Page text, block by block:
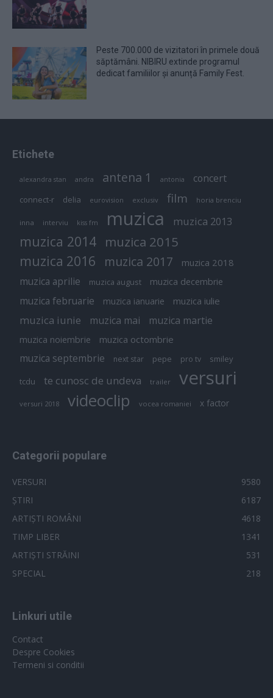
Peste 700.000 de vizitatori în primele două
săptămâni. NIBIRU extinde programul
dedicat familiilor și anunță Family Fest.
Etichete
alexandra stan andra antena 1 antonia concert
connect-r delia eurovision exclusiv film horia brenciu
inna interviu kiss fm muzica muzica 2013
muzica 2014 muzica 2015
muzica 2016 muzica 2017 muzica 2018
muzica aprilie muzica august muzica decembrie
muzica februarie muzica ianuarie muzica iulie
muzica iunie muzica mai muzica martie
muzica noiembrie muzica octombrie
muzica septembrie next star pepe pro tv smiley
tcdu te cunosc de undeva trailer versuri
versuri 2018 videoclip vocea romaniei x factor
Categorii populare
VERSURI
9580
ȘTIRI
6187
ARTIȘTI ROMÂNI
4618
TIMP LIBER
1341
ARTIȘTI STRĂINI
531
SPECIAL
218
Linkuri utile
Contact
Despre Cookies
Termeni si conditii